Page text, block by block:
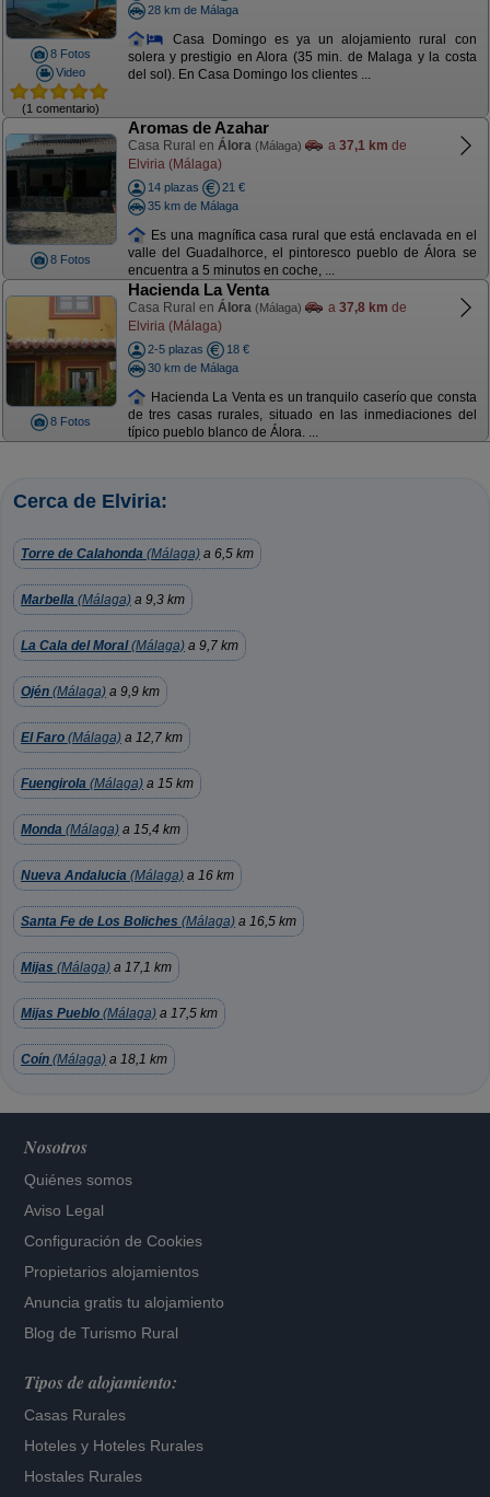
8 Fotos
Video
(1 comentario)
28 km de Málaga
Casa Domingo es ya un alojamiento rural con
solera y prestigio en Alora (35 min. de Malaga y la costa
del sol). En Casa Domingo los clientes ...
8 Fotos
Aromas de Azahar
Casa Rural en Álora (Málaga) a 37,1 km de
Elviria (Málaga)
14 plazas
21 €
35 km de Málaga
Es una magnífica casa rural que está enclavada en el
valle del Guadalhorce, el pintoresco pueblo de Álora se
encuentra a 5 minutos en coche, ...
8 Fotos
Hacienda La Venta
Casa Rural en Álora (Málaga) a 37,8 km de
Elviria (Málaga)
2-5 plazas
18 €
30 km de Málaga
Hacienda La Venta es un tranquilo caserío que consta
de tres casas rurales, situado en las inmediaciones del
típico pueblo blanco de Álora. ...
Cerca de Elviria:
Torre de Calahonda (Málaga) a 6,5 km
Marbella (Málaga) a 9,3 km
La Cala del Moral(Málaga) a 9,7 km
Ojén (Málaga) a 9,9 km
El Faro (Málaga) a 12,7 km
Fuengirola (Málaga) a 15 km
Monda (Málaga) a 15,4 km
Nueva Andalucia (Málaga) a 16 km
Santa Fe de Los Boliches (Málaga) a 16,5 km
Mijas (Málaga) a 17,1 km
Mijas Pueblo (Málaga) a 17,5 km
Coín (Málaga) a 18,1 km
Nosotros
Quiénes somos
Aviso Legal
Configuración de Cookies
Propietarios alojamientos
Anuncia gratis tu alojamiento
Blog de Turismo Rural
Tipos de alojamiento:
Casas Rurales
Hoteles y Hoteles Rurales
Hostales Rurales